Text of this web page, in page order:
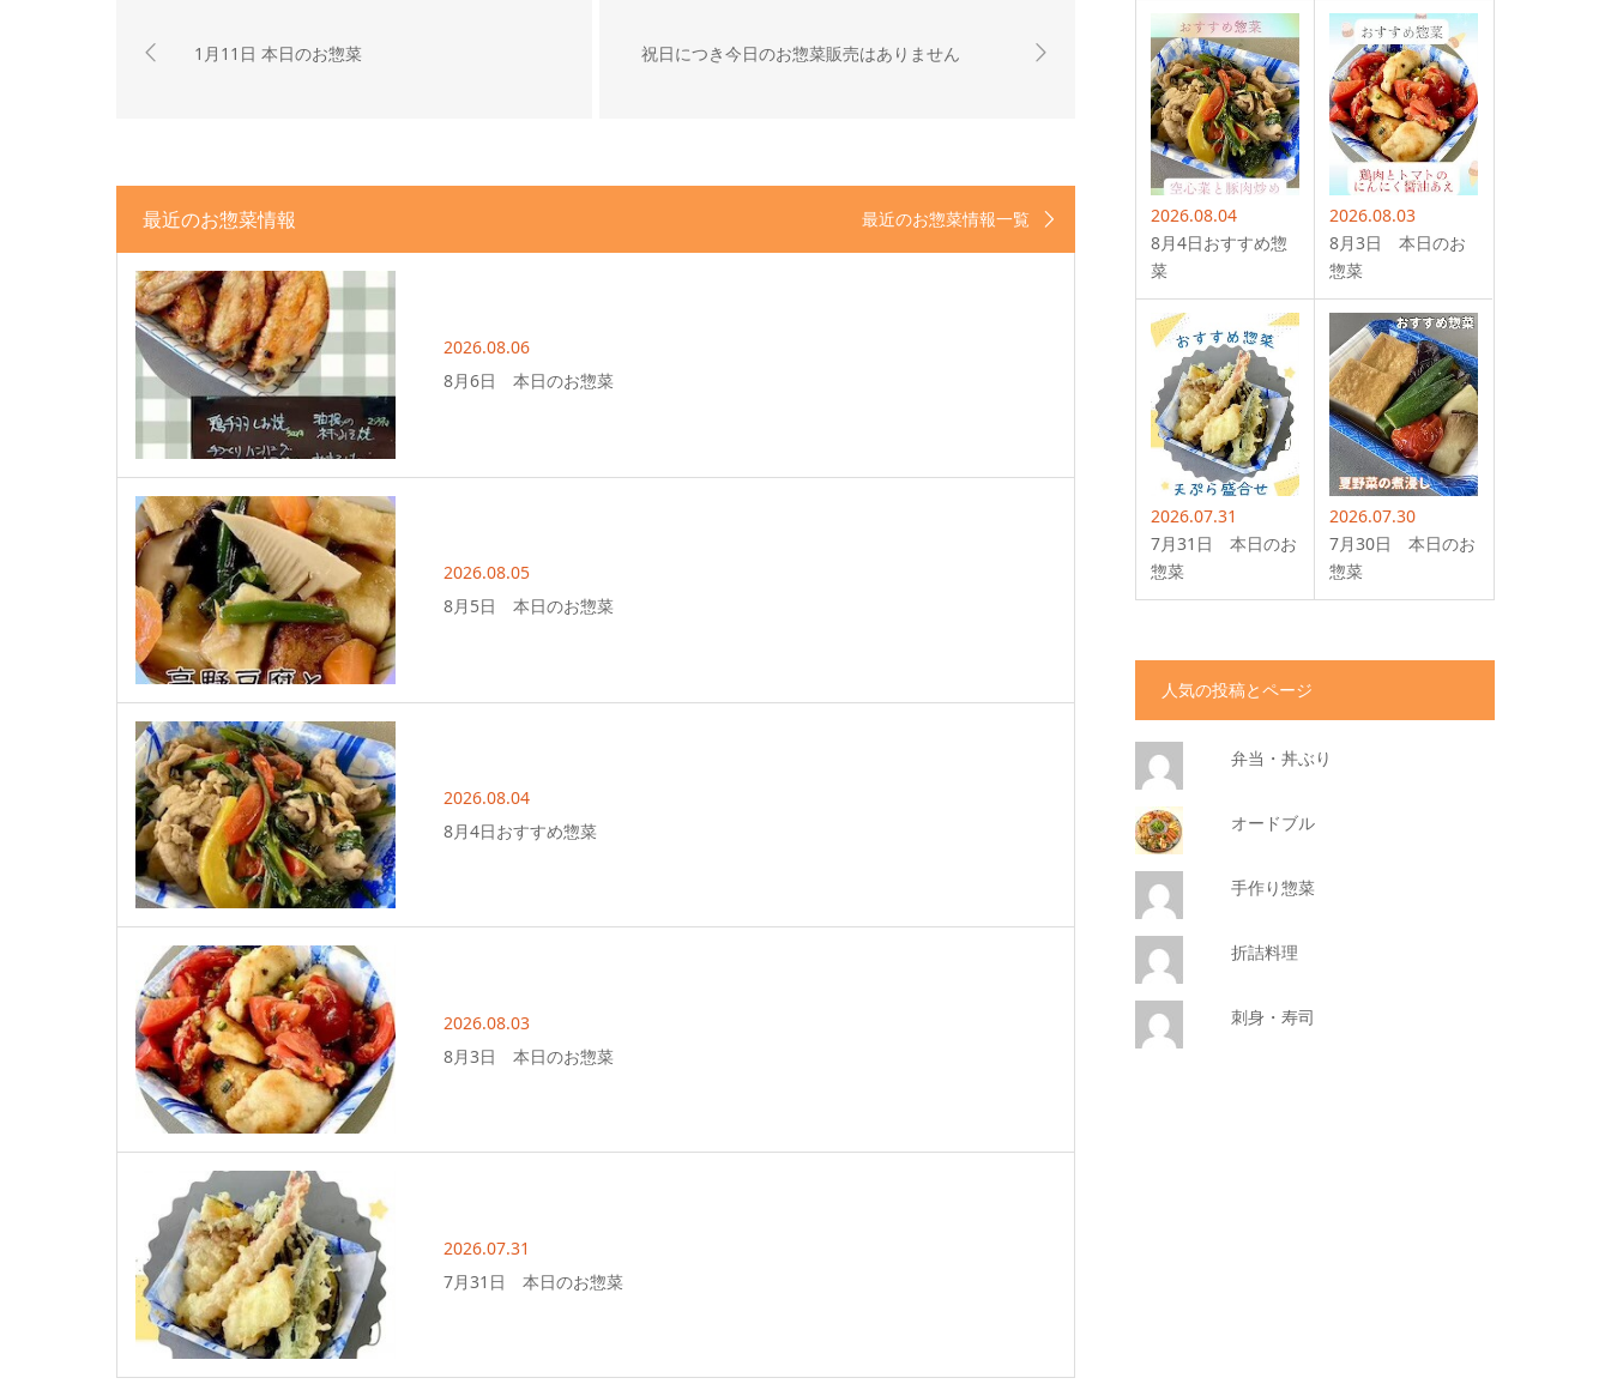
1月11日 本日のお惣菜 祝日につき今日のお惣菜販売はありません
最近のお惣菜情報 最近のお惣菜情報一覧
2026.08.06
8月6日 本日のお惣菜
2026.08.05
8月5日 本日のお惣菜
2026.08.04
8月4日おすすめ惣菜
2026.08.03
8月3日 本日のお惣菜
2026.07.31
7月31日 本日のお惣菜
2026.08.04
8月4日おすすめ惣
菜
2026.08.03
8月3日 本日のお
惣菜
2026.07.31
7月31日 本日のお
惣菜
2026.07.30
7月30日 本日のお
惣菜
人気の投稿とページ
弁当・丼ぶり
オードブル
手作り惣菜
折詰料理
刺身・寿司